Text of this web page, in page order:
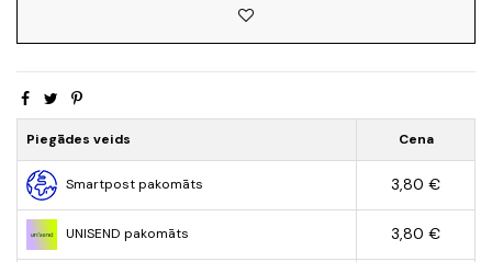
Piegādes veids Cena
Smartpost pakomāts 3,80 €
UNISEND pakomāts 3,80 €